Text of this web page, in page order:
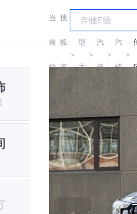
当
前
位
搜
狐
汽
＞
车
型
大
全
＞
广
汽
传
祺
＞
汽
传
＞